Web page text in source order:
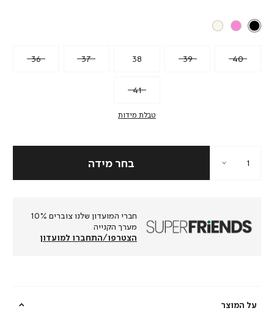
36 37 38 39 40
41
טבלת מידות
חברי המועדון שלנו צוברים 10%
מערך הקנייה
הצטרפו/התחברו למועדון
על המוצר